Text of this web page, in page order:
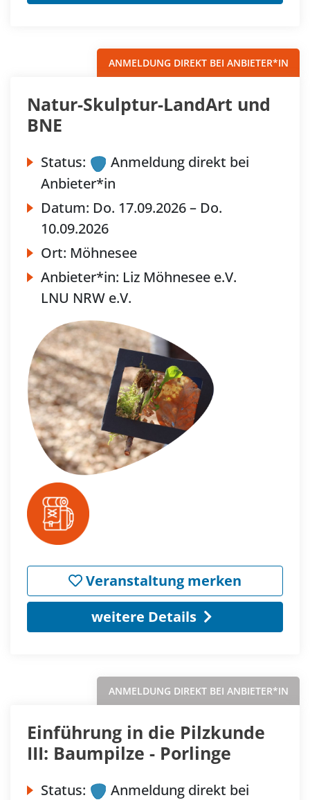
ANMELDUNG DIREKT BEI ANBIETER*IN
Natur-Skulptur-LandArt und
BNE
Status:
Anmeldung direkt bei
Anbieter*in
Datum: Do. 17.09.2026 – Do.
10.09.2026
Ort: Möhnesee
Anbieter*in: Liz Möhnesee e.V.
LNU NRW e.V.
Veranstaltung merken
weitere Details
ANMELDUNG DIREKT BEI ANBIETER*IN
Einführung in die Pilzkunde
III: Baumpilze - Porlinge
Status:
Anmeldung direkt bei